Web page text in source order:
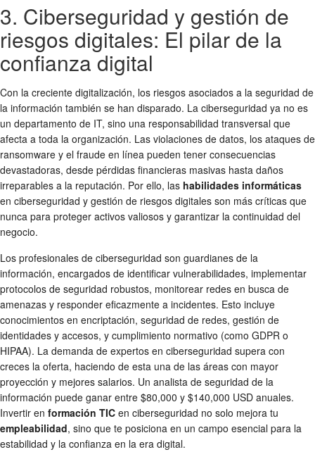
3. Ciberseguridad y gestión de
riesgos digitales: El pilar de la
confianza digital
Con la creciente digitalización, los riesgos asociados a la seguridad de
la información también se han disparado. La ciberseguridad ya no es
un departamento de IT, sino una responsabilidad transversal que
afecta a toda la organización. Las violaciones de datos, los ataques de
ransomware y el fraude en línea pueden tener consecuencias
devastadoras, desde pérdidas financieras masivas hasta daños
irreparables a la reputación. Por ello, las habilidades informáticas
en ciberseguridad y gestión de riesgos digitales son más críticas que
nunca para proteger activos valiosos y garantizar la continuidad del
negocio.
Los profesionales de ciberseguridad son guardianes de la
información, encargados de identificar vulnerabilidades, implementar
protocolos de seguridad robustos, monitorear redes en busca de
amenazas y responder eficazmente a incidentes. Esto incluye
conocimientos en encriptación, seguridad de redes, gestión de
identidades y accesos, y cumplimiento normativo (como GDPR o
HIPAA). La demanda de expertos en ciberseguridad supera con
creces la oferta, haciendo de esta una de las áreas con mayor
proyección y mejores salarios. Un analista de seguridad de la
información puede ganar entre $80,000 y $140,000 USD anuales.
Invertir en formación TIC en ciberseguridad no solo mejora tu
empleabilidad, sino que te posiciona en un campo esencial para la
estabilidad y la confianza en la era digital.